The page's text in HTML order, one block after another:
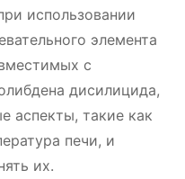
использовании
элемента
с
дисилицида,
аспекты, такие как
печи, и
их.